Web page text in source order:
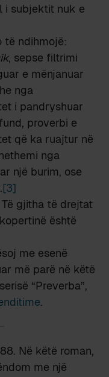
i subjektit nuk e
të ndihmojë:
, sepse filtrimi
e mënjanuar
nga
i pandryshuar
proverbi e
që ka ruajtur në
nga
një burim, ose
[3]
gjitha të drejtat
është
me esenë
më parë në këtë
“Preverba”,
.
Në këtë roman,
me një